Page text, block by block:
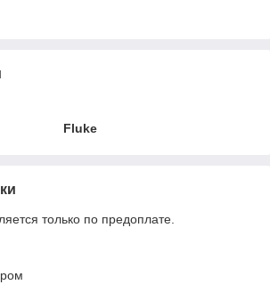
Fluke
только по предоплате.